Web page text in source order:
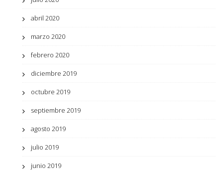
abril 2020
marzo 2020
febrero 2020
diciembre 2019
octubre 2019
septiembre 2019
agosto 2019
julio 2019
junio 2019